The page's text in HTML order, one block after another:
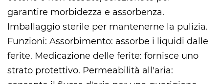
garantire morbidezza e assorbenza.
Imballaggio sterile per mantenerne la pulizia.
Funzioni: Assorbimento: assorbe i liquidi dalle
ferite. Medicazione delle ferite: fornisce uno
strato protettivo. Permeabilità all'aria: